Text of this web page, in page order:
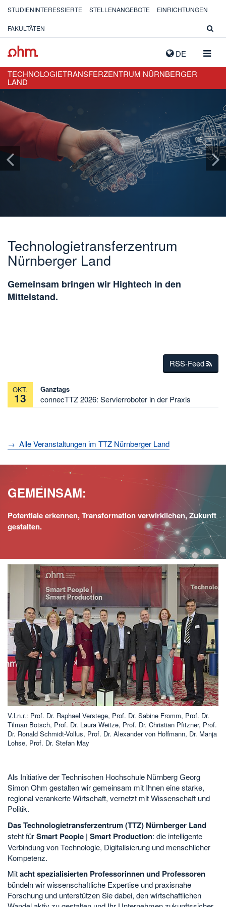
DE
STUDIENINTERESSIERTE STELLENANGEBOTE EINRICHTUNGEN
FAKULTÄTEN
TECHNOLOGIETRANSFERZENTRUM NÜRNBERGER
LAND
Technologietransferzentrum
Nürnberger Land
Gemeinsam bringen wir Hightech in den
Mittelstand.
RSS-Feed
OKT.
13
Ganztags
connecTTZ 2026: Servierroboter in der Praxis
→ Alle Veranstaltungen im TTZ Nürnberger Land
GEMEINSAM:
Potentiale erkennen, Transformation verwirklichen, Zukunft
gestalten.
V.l.n.r.: Prof. Dr. Raphael Verstege, Prof. Dr. Sabine Fromm, Prof. Dr.
Tilman Botsch, Prof. Dr. Laura Weitze, Prof. Dr. Christian Pfitzner, Prof.
Dr. Ronald Schmidt-Vollus, Prof. Dr. Alexander von Hoffmann, Dr. Manja
Lohse, Prof. Dr. Stefan May
Als Initiative der Technischen Hochschule Nürnberg Georg
Simon Ohm gestalten wir gemeinsam mit Ihnen eine starke,
regional verankerte Wirtschaft, vernetzt mit Wissenschaft und
Politik.
Das Technologietransferzentrum (TTZ) Nürnberger Land
steht fürSmart People | Smart Production: die intelligente
Verbindung von Technologie, Digitalisierung und menschlicher
Kompetenz.
Mitacht spezialisierten Professorinnen und Professoren
bündeln wir wissenschaftliche Expertise und praxisnahe
Forschung und unterstützen Sie dabei, den wirtschaftlichen